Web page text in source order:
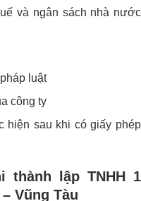
và ngân sách nhà nước
luật
công ty
hiện sau khi có giấy phép
thành lập TNHH 1
Vũng Tàu